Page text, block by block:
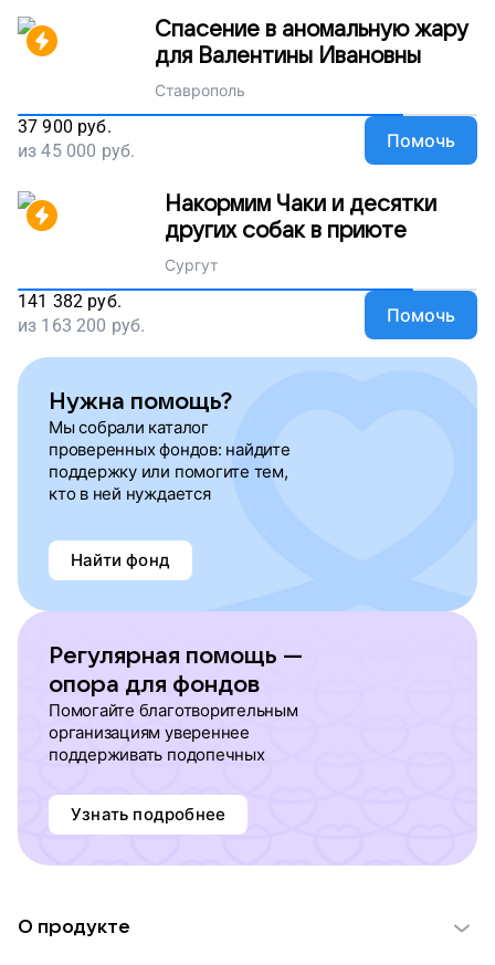
Спасение в аномальную жару
для Валентины Ивановны
Ставрополь
37 900 руб.
из45 000 руб. Помочь
Накормим Чаки и десятки
других собак в приюте
Сургут
141 382 руб.
из 163 200 руб. Помочь
Нужна помощь?
Мы собрали каталог
проверенных фондов: найдите
поддержку или помогите тем,
кто в ней нуждается
Найти фонд
Регулярная помощь —
опора для фондов
Помогайте благотворительным
организациям увереннее
поддерживать подопечных
Узнать подробнее
О продукте